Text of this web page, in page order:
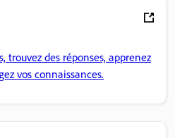
trouvez des réponses, apprenez
vos connaissances.